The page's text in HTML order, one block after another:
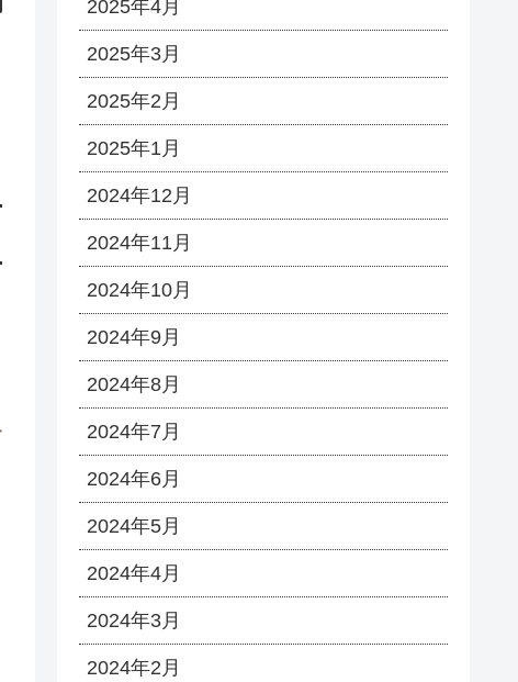
2025年4月
2025年3月
2025年2月
2025年1月
2024年12月
2024年11月
2024年10月
2024年9月
2024年8月
2024年7月
2024年6月
2024年5月
2024年4月
2024年3月
2024年2月